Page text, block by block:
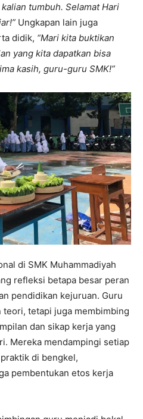
tumbuh. Selamat Hari
Ungkapan lain juga
didik, “Mari kita buktikan
yang kita dapatkan bisa
kasih, guru-guru SMK!”
di SMK Muhammadiyah
refleksi betapa besar peran
pendidikan kejuruan. Guru
teori, tetapi juga membimbing
dan sikap kerja yang
Mereka mendampingi setiap
di bengkel,
pembentukan etos kerja